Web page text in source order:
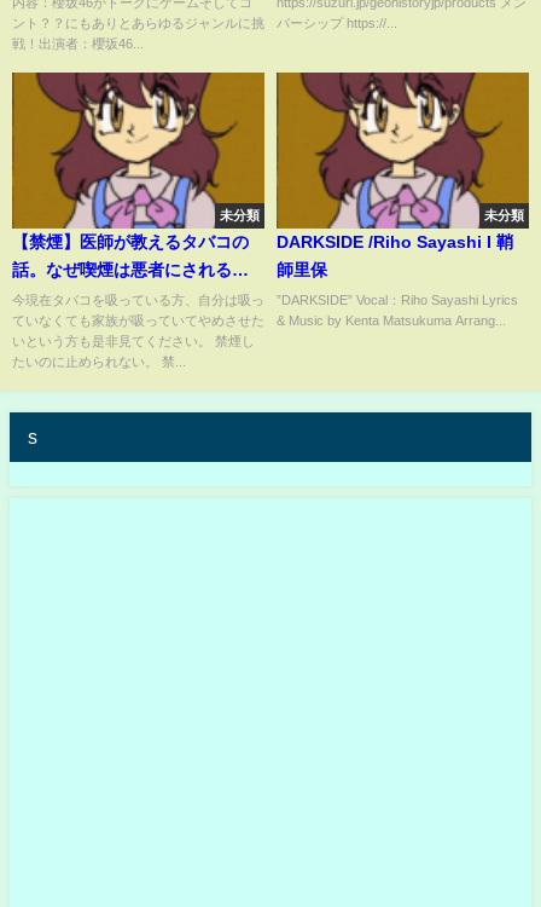
ント？？にもありとあらゆるジャンルに挑
戦！出演者：櫻坂46...
バーシップ https://...
未分類
【禁煙】医師が教えるタバコの
話。なぜ喫煙は悪者にされるの
か、なぜタバコを止められない
のか。知っているようで知らな
いタバコの話です。
今現在タバコを吸っている方、自分は吸っ
ていなくても家族が吸っていてやめさせた
いという方も是非見てください。 禁煙し
たいのに止められない。 禁...
未分類
DARKSIDE /Riho Sayashi I 鞘
師里保
”DARKSIDE” Vocal：Riho Sayashi Lyrics
& Music by Kenta Matsukuma Arrang...
s